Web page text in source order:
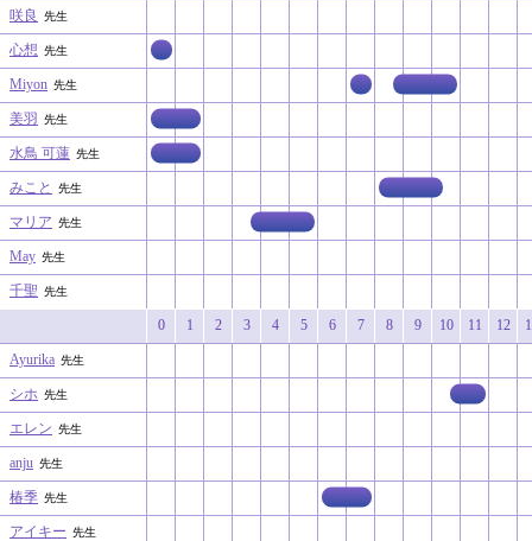
咲良 先生
心想 先生
Miyon 先生
美羽 先生
水鳥 可蓮 先生
みこと 先生
マリア 先生
May 先生
千聖 先生
0 1 2 3 4 5 6 7 8 9 10 11 12
Ayurika 先生
シホ 先生
エレン 先生
anju 先生
椿季 先生
アイキー 先生